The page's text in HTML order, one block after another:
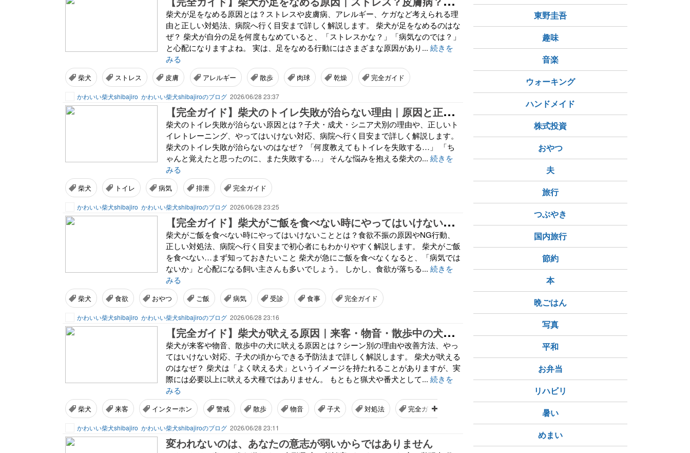
柴犬が足をなめる原因とは？ストレスや皮膚病、アレルギー、ケガなど考えられる理
由と正しい対処法、病院へ行く目安まで詳しく解説します。 柴犬が足をなめるのはな
ぜ？ 柴犬が自分の足を何度もなめていると、「ストレスかな？」「病気なのでは？」
と心配になりますよね。 実は、足をなめる行動にはさまざまな原因があり... 続きを
みる
柴犬 ストレス 皮膚 アレルギー 散歩 肉球 乾燥 完全ガイド
かわいい柴犬shibajiro かわいい柴犬shibajiroのブログ 2026/06/28 23:37
【
完全ガイド】柴犬のトイレ失敗が治らない理由｜原因と正しいしつけ・改善方法を徹底解説
柴犬のトイレ失敗が治らない原因とは？子犬・成犬・シニア犬別の理由や、正しいト
イレトレーニング、やってはいけない対応、病院へ行く目安まで詳しく解説します。
柴犬のトイレ失敗が治らないのはなぜ？ 「何度教えてもトイレを失敗する…」 「ち
ゃんと覚えたと思ったのに、また失敗する…」 そんな悩みを抱える柴犬の... 続きを
みる
柴犬 トイレ 病気 排泄 完全ガイド
かわいい柴犬shibajiro かわいい柴犬shibajiroのブログ 2026/06/28 23:25
【
完全ガイド】柴犬がご飯を食べない時にやってはいけないこと｜原因と正しい対処法を徹底解説
柴犬がご飯を食べない時にやってはいけないこととは？食欲不振の原因やNG行動、
正しい対処法、病院へ行く目安まで初心者にもわかりやすく解説します。 柴犬がご飯
を食べない…まず知っておきたいこと 柴犬が急にご飯を食べなくなると、「病気では
ないか」と心配になる飼い主さんも多いでしょう。 しかし、食欲が落ちる... 続きを
みる
柴犬 食欲 おやつ ご飯 病気 受診 食事 完全ガイド
かわいい柴犬shibajiro かわいい柴犬shibajiroのブログ 2026/06/28 23:16
【
完全ガイド】柴犬が吠える原因｜来客・物音・散歩中の犬別に正しい対処法を解説
柴犬が来客や物音、散歩中の犬に吠える原因とは？シーン別の理由や改善方法、やっ
てはいけない対応、子犬の頃からできる予防法まで詳しく解説します。 柴犬が吠える
のはなぜ？ 柴犬は「よく吠える犬」というイメージを持たれることがありますが、実
際には必要以上に吠える犬種ではありません。 もともと猟犬や番犬として... 続きを
みる
柴犬 来客 インターホン 警戒 散歩 物音 子犬 対処法 完全ガイド
かわいい柴犬shibajiro かわいい柴犬shibajiroのブログ 2026/06/28 23:11
変われないのは、あなたの意志が弱いからではありません
東野圭吾
趣味
音楽
ウォーキング
ハンドメイド
株式投資
おやつ
夫
旅行
つぶやき
国内旅行
節約
本
晩ごはん
写真
平和
お弁当
リハビリ
暑い
めまい